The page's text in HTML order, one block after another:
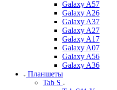
Galaxy A57
Galaxy A26
Galaxy A37
Galaxy A27
Galaxy A17
Galaxy A07
Galaxy A56
Galaxy A36
Планшеты
Tab S